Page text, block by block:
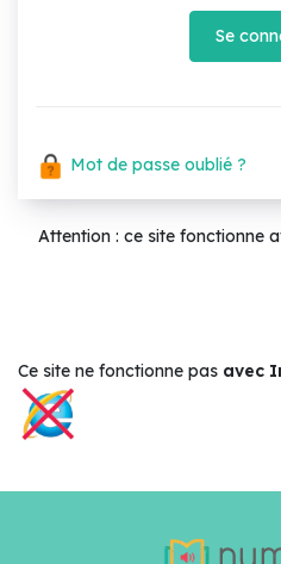
Se
Mot de passe oublié ?
Attention : ce site fonctionne
Ce site ne fonctionne pas avec